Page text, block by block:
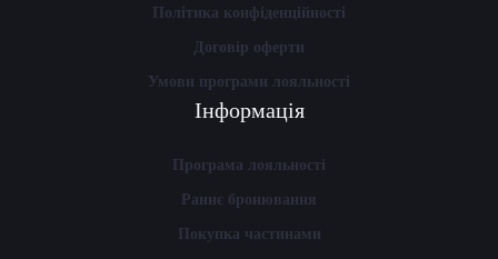
Політика конфіденційності
Договір оферти
Умови програми лояльності
Інформація
Програма лояльності
Раннє бронювання
Покупка частинами